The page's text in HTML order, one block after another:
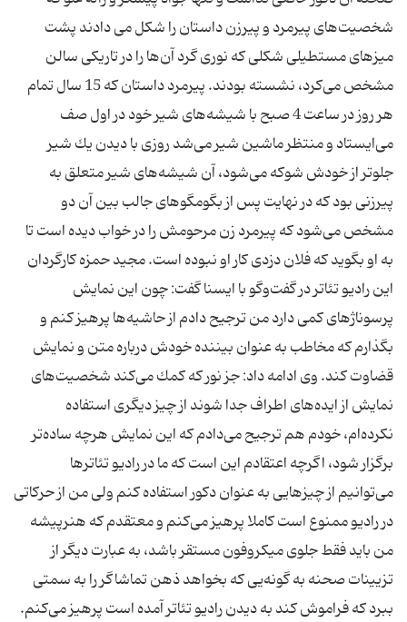
شخصیت‌های پیرمرد و پیرزن داستان را شكل می دادند پشت
میزهای مستطیلی شكلی كه نوری گرد آن‌ها را در تاریكی سالن
مشخص می‌كرد، نشسته بودند. پیرمرد داستان كه 15 سال تمام
هر روز در ساعت 4 صبح با شیشه‌های شیر خود در اول صف
می‌ایستاد و منتظر ماشین شیر می‌شد روزی با دیدن یك شیر
جلوتر از خودش شوكه می‌شود، آن شیشه‌های شیر متعلق به
پیرزنی بود كه در نهایت پس از بگومگوهای جالب بین آن دو
مشخص می‌شود كه پیرمرد زن مرحومش را در خواب دیده است تا
به او بگوید كه فلان دزدی كار او نبوده است. مجید حمزه كارگردان
این رادیو تئاتر در گفت‌وگو با ایسنا گفت: چون این نمایش
پرسوناژهای كمی دارد من ترجیح دادم از حاشیه‌ها پرهیز كنم و
بگذارم كه مخاطب به عنوان بیننده خودش درباره متن و نمایش
قضاوت كند. وی ادامه داد: جز نور كه كمك می‌كند شخصیت‌های
نمایش از ایده‌های اطراف جدا شوند از چیز دیگری استفاده
نكرده‌ام، خودم هم ترجیح می‌دادم كه این نمایش هرچه ساده‌تر
برگزار شود، اگرچه اعتقادم این است كه ما در رادیو تئاترها
می‌توانیم از چیزهایی به عنوان دكور استفاده كنم ولی من از حركاتی
در رادیو ممنوع است كاملا پرهیز می‌كنم و معتقدم كه هنرپیشه
من باید فقط جلوی میكروفون مستقر باشد، به عبارت دیگر از
تزیینات صحنه به گونه‌یی كه بخواهد ذهن تماشاگر را به سمتی
ببرد كه فراموش كند به دیدن رادیو تئاتر آمده است پرهیز می‌كنم.